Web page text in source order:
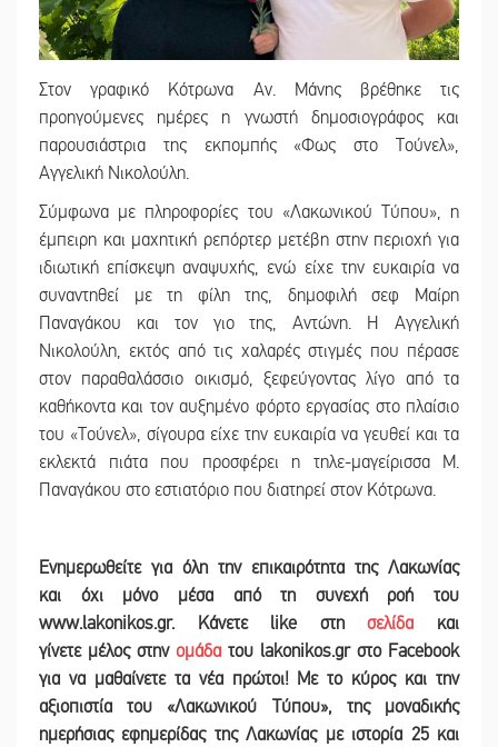
Στον γραφικό Κότρωνα Αν. Μάνης βρέθηκε τις
προηγούμενες ημέρες η γνωστή δημοσιογράφος και
παρουσιάστρια της εκπομπής «Φως στο Τούνελ»,
Αγγελική Νικολούλη.
Σύμφωνα με πληροφορίες του «Λακωνικού Τύπου», η
έμπειρη και μαχητική ρεπόρτερ μετέβη στην περιοχή για
ιδιωτική επίσκεψη αναψυχής, ενώ είχε την ευκαιρία να
συναντηθεί με τη φίλη της, δημοφιλή σεφ Μαίρη
Παναγάκου και τον γιο της, Αντώνη. Η Αγγελική
Νικολούλη, εκτός από τις χαλαρές στιγμές που πέρασε
στον παραθαλάσσιο οικισμό, ξεφεύγοντας λίγο από τα
καθήκοντα και τον αυξημένο φόρτο εργασίας στο πλαίσιο
του «Τούνελ», σίγουρα είχε την ευκαιρία να γευθεί και τα
εκλεκτά πιάτα που προσφέρει η τηλε-μαγείρισσα Μ.
Παναγάκου στο εστιατόριο που διατηρεί στον Κότρωνα.
Ενημερωθείτε για όλη την επικαιρότητα της Λακωνίας
και όχι μόνο μέσα από τη συνεχή ροή του
www.lakonikos.gr. Κάνετε like στησελίδα και
γίνετε μέλος στην ομάδα του lakonikos.gr στο Facebook
για να μαθαίνετε τα νέα πρώτοι! Με το κύρος και την
αξιοπιστία του «Λακωνικού Τύπου», της μοναδικής
ημερήσιας εφημερίδας της Λακωνίας με ιστορία 25 και